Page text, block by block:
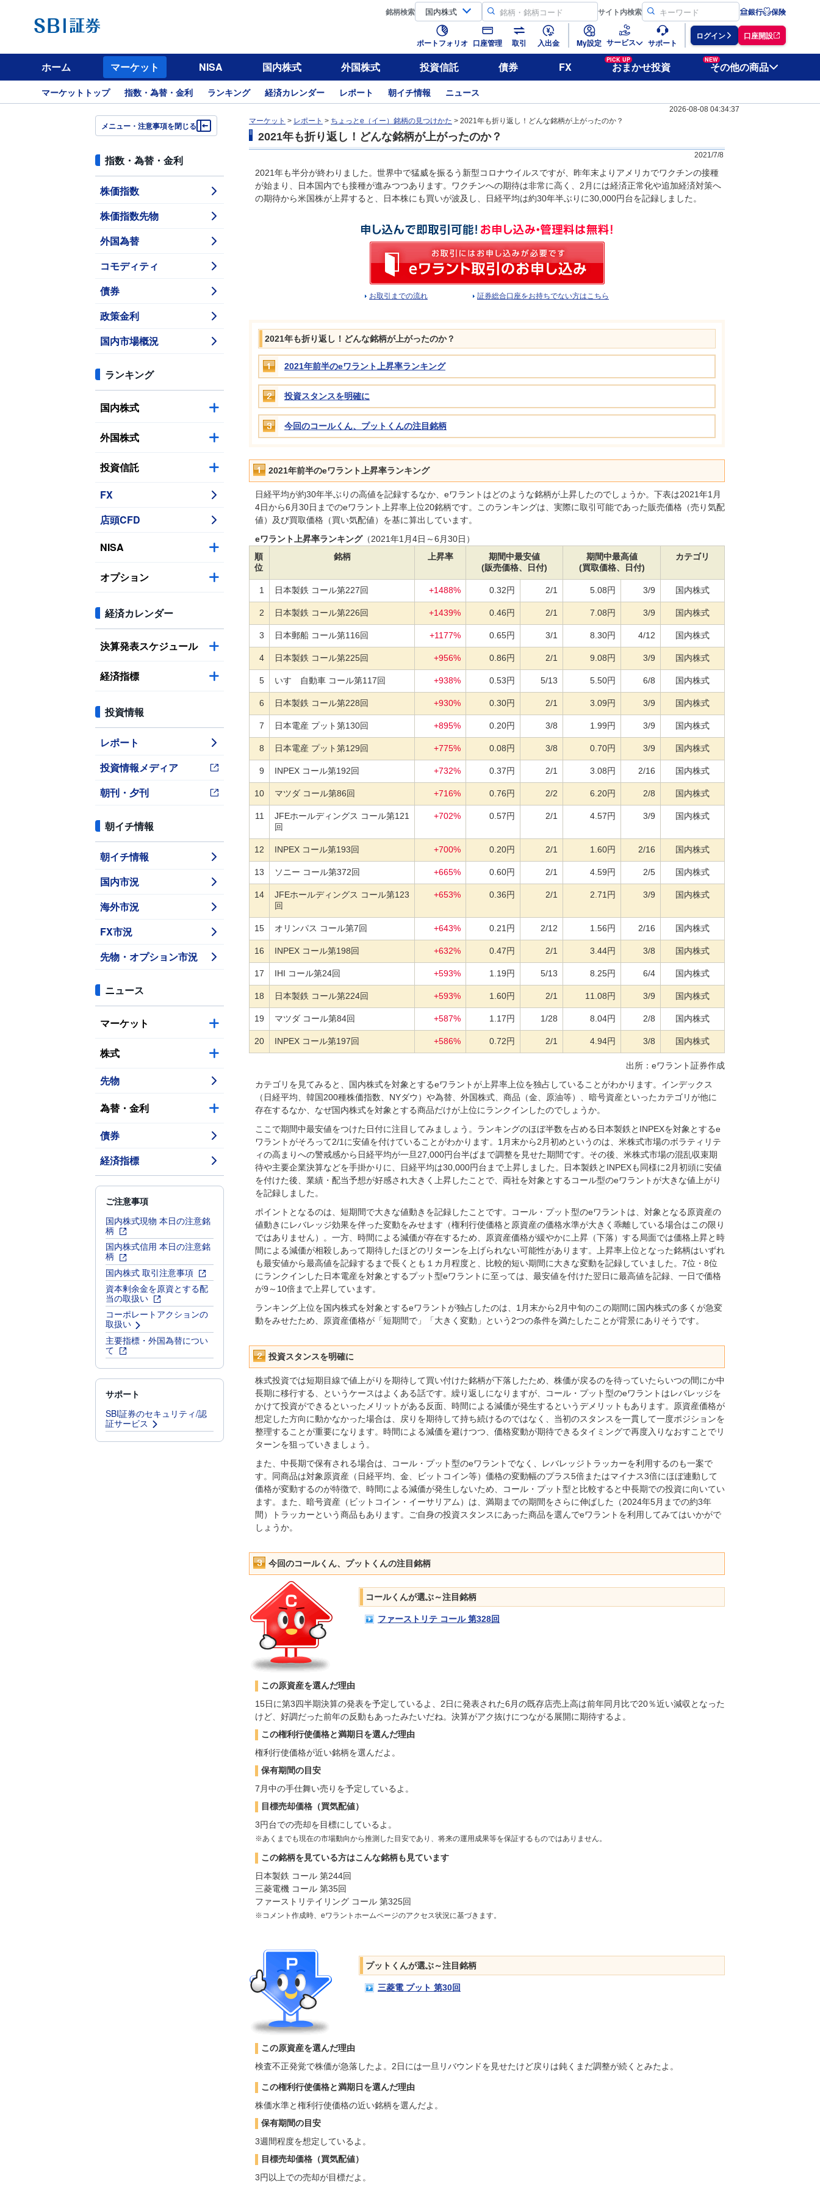
銘柄検索 サイト内検索 銀行 保険
ポートフォリオ 口座管理 取引 入出金 My設定 サービス サポート
ログイン 口座開設
ホーム マーケット NISA 国内株式 外国株式 投資信託 債券 FX
PICK UP
おまかせ投資
NEW
その他の商品
マーケットトップ 指数・為替・金利 ランキング 経済カレンダー レポート 朝イチ情報 ニュース
2026-08-08 04:34:37
メニュー・注意事項を閉じる
指数・為替・金利
株価指数
株価指数先物
外国為替
コモディティ
債券
政策金利
国内市場概況
ランキング
国内株式
外国株式
投資信託
FX
店頭CFD
NISA
オプション
経済カレンダー
決算発表スケジュール
経済指標
投資情報
レポート
投資情報メディア
朝刊・夕刊
朝イチ情報
朝イチ情報
国内市況
海外市況
FX市況
先物・オプション市況
ニュース
マーケット
株式
先物
為替・金利
債券
経済指標
ご注意事項
国内株式現物 本日の注意銘
柄
国内株式信用 本日の注意銘
柄
国内株式 取引注意事項
資本剰余金を原資とする配
当の取扱い
コーポレートアクションの
取扱い
主要指標・外国為替につい
て
サポート
SBI証券のセキュリティ/認
証サービス
マーケット > レポート > ちょっとe（イー）銘柄の見つけかた > 2021年も折り返し！どんな銘柄が上がったのか？
2021年も折り返し！どんな銘柄が上がったのか？
2021/7/8
2021年も半分が終わりました。世界中で猛威を振るう新型コロナウイルスですが、昨年末よりアメリカでワクチンの接種
が始まり、日本国内でも接種が進みつつあります。ワクチンへの期待は非常に高く、2月には経済正常化や追加経済対策へ
の期待から米国株が上昇すると、日本株にも買いが波及し、日経平均は約30年半ぶりに30,000円台を記録しました。
お取引までの流れ 証券総合口座をお持ちでない方はこちら
2021年も折り返し！どんな銘柄が上がったのか？
2021年前半のeワラント上昇率ランキング
投資スタンスを明確に
今回のコールくん、プットくんの注目銘柄
2021年前半のeワラント上昇率ランキング
日経平均が約30年半ぶりの高値を記録するなか、eワラントはどのような銘柄が上昇したのでしょうか。下表は2021年1月
4日から6月30日までのeワラント上昇率上位20銘柄です。このランキングは、実際に取引可能であった販売価格（売り気配
値）及び買取価格（買い気配値）を基に算出しています。
eワラント上昇率ランキング（2021年1月4日～6月30日）
順
位
銘柄 上昇率
期間中最安値
(販売価格、日付)
期間中最高値
(買取価格、日付)
カテゴリ
1 日本製鉄 コール第227回 +1488% 0.32円 2/1 5.08円 3/9 国内株式
2 日本製鉄 コール第226回 +1439% 0.46円 2/1 7.08円 3/9 国内株式
3 日本郵船 コール第116回 +1177% 0.65円 3/1 8.30円 4/12 国内株式
4 日本製鉄 コール第225回 +956% 0.86円 2/1 9.08円 3/9 国内株式
5 いすゞ自動車 コール第117回 +938% 0.53円 5/13 5.50円 6/8 国内株式
6 日本製鉄 コール第228回 +930% 0.30円 2/1 3.09円 3/9 国内株式
7 日本電産 プット第130回 +895% 0.20円 3/8 1.99円 3/9 国内株式
8 日本電産 プット第129回 +775% 0.08円 3/8 0.70円 3/9 国内株式
9 INPEX コール第192回 +732% 0.37円 2/1 3.08円 2/16 国内株式
10 マツダ コール第86回 +716% 0.76円 2/2 6.20円 2/8 国内株式
11
JFEホールディングス コール第121
回
+702% 0.57円 2/1 4.57円 3/9 国内株式
12 INPEX コール第193回 +700% 0.20円 2/1 1.60円 2/16 国内株式
13 ソニー コール第372回 +665% 0.60円 2/1 4.59円 2/5 国内株式
14
JFEホールディングス コール第123
回
+653% 0.36円 2/1 2.71円 3/9 国内株式
15 オリンパス コール第7回 +643% 0.21円 2/12 1.56円 2/16 国内株式
16 INPEX コール第198回 +632% 0.47円 2/1 3.44円 3/8 国内株式
17 IHI コール第24回 +593% 1.19円 5/13 8.25円 6/4 国内株式
18 日本製鉄 コール第224回 +593% 1.60円 2/1 11.08円 3/9 国内株式
19 マツダ コール第84回 +587% 1.17円 1/28 8.04円 2/8 国内株式
20 INPEX コール第197回 +586% 0.72円 2/1 4.94円 3/8 国内株式
出所：eワラント証券作成
カテゴリを見てみると、国内株式を対象とするeワラントが上昇率上位を独占していることがわかります。インデックス
（日経平均、韓国200種株価指数、NYダウ）や為替、外国株式、商品（金、原油等）、暗号資産といったカテゴリが他に
存在するなか、なぜ国内株式を対象とする商品だけが上位にランクインしたのでしょうか。
ここで期間中最安値をつけた日付に注目してみましょう。ランキングのほぼ半数を占める日本製鉄とINPEXを対象とするe
ワラントがそろって2/1に安値を付けていることがわかります。1月末から2月初めというのは、米株式市場のボラティリテ
ィの高まりへの警戒感から日経平均が一旦27,000円台半ばまで調整を見せた期間です。その後、米株式市場の混乱収束期
待や主要企業決算などを手掛かりに、日経平均は30,000円台まで上昇しました。日本製鉄とINPEXも同様に2月初頭に安値
を付けた後、業績・配当予想が好感され大きく上昇したことで、両社を対象とするコール型のeワラントが大きな値上がり
を記録しました。
ポイントとなるのは、短期間で大きな値動きを記録したことです。コール・プット型のeワラントは、対象となる原資産の
値動きにレバレッジ効果を伴った変動をみせます（権利行使価格と原資産の価格水準が大きく乖離している場合はこの限り
ではありません）。一方、時間による減価が存在するため、原資産価格が緩やかに上昇（下落）する局面では価格上昇と時
間による減価が相殺しあって期待したほどのリターンを上げられない可能性があります。上昇率上位となった銘柄はいずれ
も最安値から最高値を記録するまで長くとも１カ月程度と、比較的短い期間に大きな変動を記録していました。7位・8位
にランクインした日本電産を対象とするプット型eワラントに至っては、最安値を付けた翌日に最高値を記録、一日で価格
が9～10倍まで上昇しています。
ランキング上位を国内株式を対象とするeワラントが独占したのは、1月末から2月中旬のこの期間に国内株式の多くが急変
動をみせたため、原資産価格が「短期間で」「大きく変動」という2つの条件を満たしたことが背景にありそうです。
投資スタンスを明確に
株式投資では短期目線で値上がりを期待して買い付けた銘柄が下落したため、株価が戻るのを待っていたらいつの間にか中
長期に移行する、というケースはよくある話です。繰り返しになりますが、コール・プット型のeワラントはレバレッジを
かけて投資ができるといったメリットがある反面、時間による減価が発生するというデメリットもあります。原資産価格が
想定した方向に動かなかった場合は、戻りを期待して持ち続けるのではなく、当初のスタンスを一貫して一度ポジションを
整理することが重要になります。時間による減価を避けつつ、価格変動が期待できるタイミングで再度入りなおすことでリ
ターンを狙っていきましょう。
また、中長期で保有される場合は、コール・プット型のeワラントでなく、レバレッジトラッカーを利用するのも一案で
す。同商品は対象原資産（日経平均、金、ビットコイン等）価格の変動幅のプラス5倍またはマイナス3倍にほぼ連動して
価格が変動するのが特徴で、時間による減価が発生しないため、コール・プット型と比較すると中長期での投資に向いてい
ます。また、暗号資産（ビットコイン・イーサリアム）は、満期までの期間をさらに伸ばした（2024年5月までの約3年
間）トラッカーという商品もあります。ご自身の投資スタンスにあった商品を選んでeワラントを利用してみてはいかがで
しょうか。
今回のコールくん、プットくんの注目銘柄
コールくんが選ぶ～注目銘柄
ファーストリテ コール 第328回
この原資産を選んだ理由
15日に第3四半期決算の発表を予定しているよ、2日に発表された6月の既存店売上高は前年同月比で20％近い減収となった
けど、好調だった前年の反動もあったみたいだね。決算がアク抜けにつながる展開に期待するよ。
この権利行使価格と満期日を選んだ理由
権利行使価格が近い銘柄を選んだよ。
保有期間の目安
7月中の手仕舞い売りを予定しているよ。
目標売却価格（買気配値）
3円台での売却を目標にしているよ。
※あくまでも現在の市場動向から推測した目安であり、将来の運用成果等を保証するものではありません。
この銘柄を見ている方はこんな銘柄も見ています
日本製鉄 コール 第244回
三菱電機 コール 第35回
ファーストリテイリング コール 第325回
※コメント作成時、eワラントホームページのアクセス状況に基づきます。
プットくんが選ぶ～注目銘柄
三菱電 プット 第30回
この原資産を選んだ理由
検査不正発覚で株価が急落したよ。2日には一旦リバウンドを見せたけど戻りは鈍くまだ調整が続くとみたよ。
この権利行使価格と満期日を選んだ理由
株価水準と権利行使価格の近い銘柄を選んだよ。
保有期間の目安
3週間程度を想定しているよ。
目標売却価格（買気配値）
3円以上での売却が目標だよ。